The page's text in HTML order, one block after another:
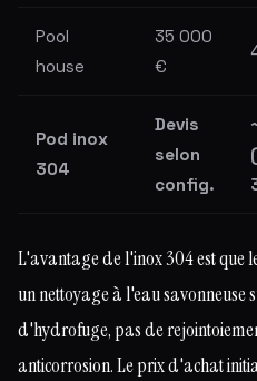
Pool
house
35 000
€
Pod inox
304
Devis
selon
config.
L'avantage de l'inox 304 est que
un nettoyage à l'eau savonneuse
d'hydrofuge, pas de
anticorrosion. Le prix d'achat